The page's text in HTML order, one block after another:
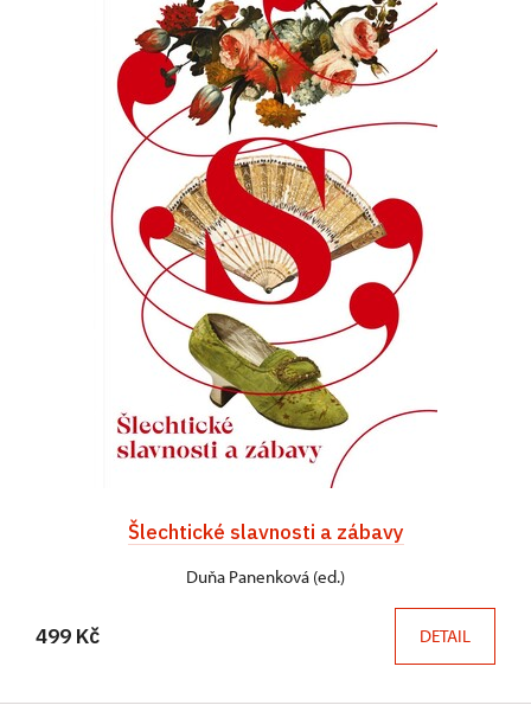
Šlechtické slavnosti a zábavy
Duňa Panenková (ed.)
499 Kč DETAIL